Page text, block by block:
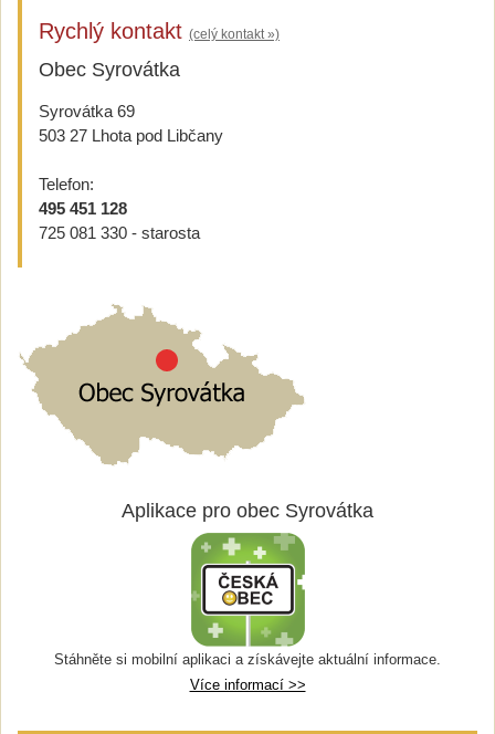
Rychlý kontakt (celý kontakt »)
Obec Syrovátka
Syrovátka 69
503 27 Lhota pod Libčany
Telefon:
495 451 128
725 081 330 - starosta
Aplikace pro obec Syrovátka
Stáhněte si mobilní aplikaci a získávejte aktuální informace.
Více informací >>